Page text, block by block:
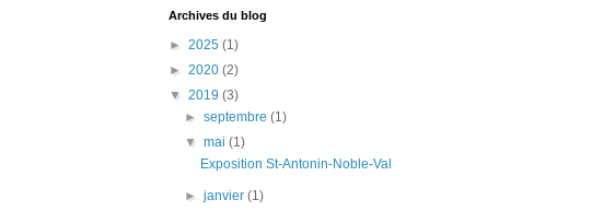
Archives du blog
► 2025 (1)
► 2020 (2)
▼ 2019 (3)
► septembre (1)
▼ mai (1)
Exposition St-Antonin-Noble-Val
► janvier (1)